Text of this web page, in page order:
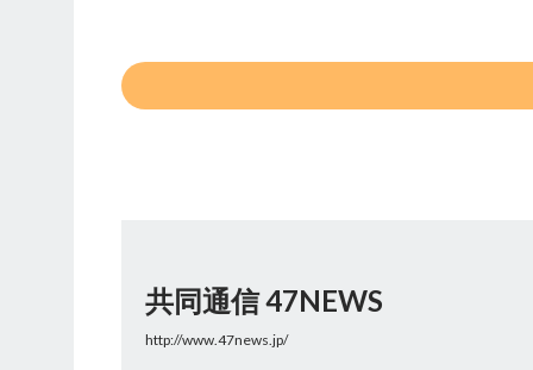
共同通信 47NEWS
http://www.47news.jp/